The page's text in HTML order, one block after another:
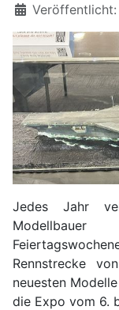
Details
Jedes Jahr
Rennstrecke
neuesten
die Expo vom 6.